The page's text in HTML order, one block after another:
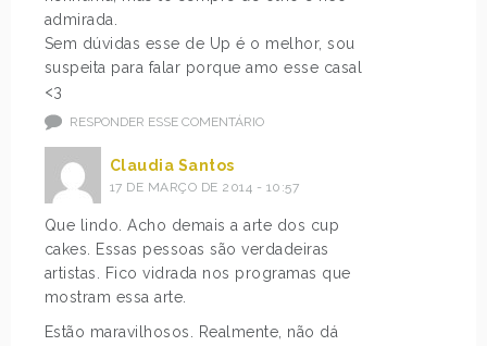
admirada.
Sem dúvidas esse de Up é o melhor, sou
suspeita para falar porque amo esse casal
<3
RESPONDER ESSE COMENTÁRIO
Claudia Santos
17 DE MARÇO DE 2014 - 10:57
Que lindo. Acho demais a arte dos cup
cakes. Essas pessoas são verdadeiras
artistas. Fico vidrada nos programas que
mostram essa arte.
Estão maravilhosos. Realmente, não dá